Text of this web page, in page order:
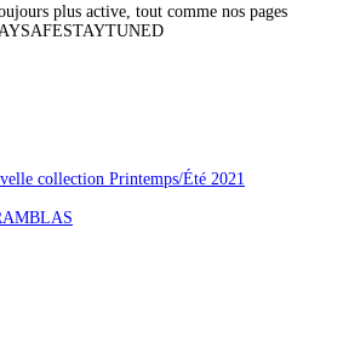
plus active, tout comme nos pages
collection Printemps/Été 2021